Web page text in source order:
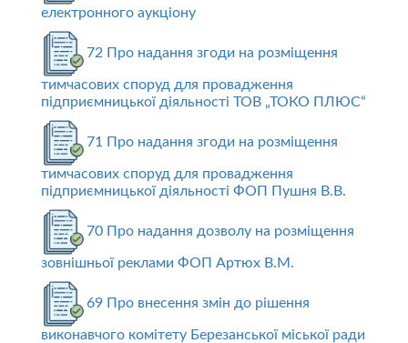
електронного аукціону
72 Про надання згоди на розміщення
тимчасових споруд для провадження
підприємницької діяльності ТОВ „ТОКО ПЛЮС“
71 Про надання згоди на розміщення
тимчасових споруд для провадження
підприємницької діяльності ФОП Пушня В.В.
70 Про надання дозволу на розміщення
зовнішньої реклами ФОП Артюх В.М.
69 Про внесення змін до рішення
виконавчого комітету Березанської міської ради